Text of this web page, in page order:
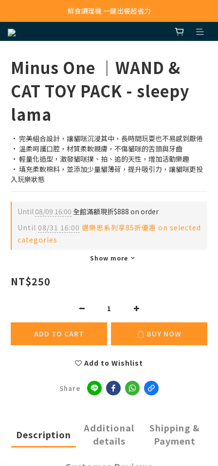
寵物吸毛機 吸毛清淨抗敏一次搞定
鮮食調理機 一鍵出餐超省力
Minus One ｜WAND &
CAT TOY PACK - sleepy
lama
· 完美組合設計，讓貓咪沉浸其中，長時間玩耍也不易感到厭倦
· 溫柔呵護口腔，材質柔軟親膚，不傷貓咪的舌頭與牙齒
· 輕量化造型，激發貓咪撲、拍、追的天性，增加活動樂趣
· 填充柔軟棉料，並添加少量貓薄荷，提升吸引力，讓貓咪更投
入玩樂狀態
Until08/09 16:00 全館滿額現折$888 on order
Until 08/31 16:00 邁樂思系列享85折優惠 on selected
categories
Show more
NT$250
ADD TO CART BUY NOW
Add to Wishlist
Share
Description
Additional
details
Shipping &
Payment